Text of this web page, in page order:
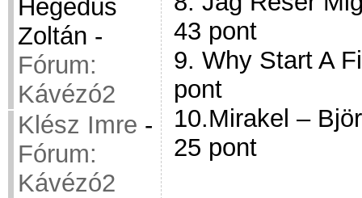
Hegedüs
Zoltán -
Fórum:
Kávézó2
Klész Imre -
Fórum:
Kávézó2
43 pont
9. Why Start A
pont
10.Mirakel –
25 pont